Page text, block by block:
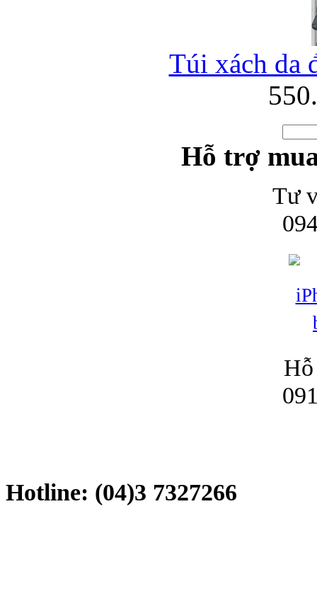
Túi xách da
Hỗ trợ
Tư
Hotline: (04)3 7327266